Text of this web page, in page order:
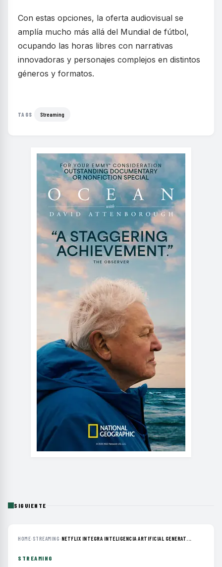
Con estas opciones, la oferta audiovisual se
amplía mucho más allá del Mundial de fútbol,
ocupando las horas libres con narrativas
innovadoras y personajes complejos en distintos
géneros y formatos.
TAGS Streaming
SIGUIENTE
HOME› STREAMING› NETFLIX INTEGRA INTELIGENCIA ARTIFICIAL GENERAT...
STREAMING